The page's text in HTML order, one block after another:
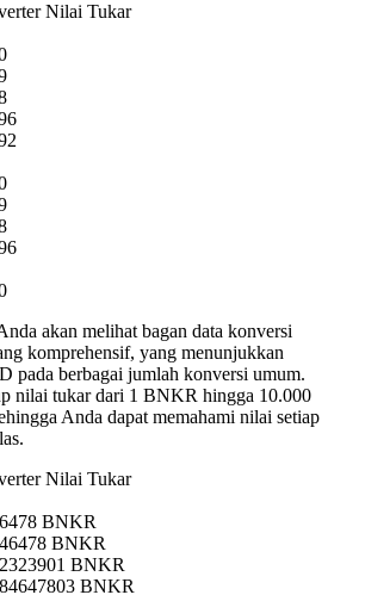
Nilai Tukar
akan melihat bagan data konversi
komprehensif, yang menunjukkan
pada berbagai jumlah konversi umum.
nilai tukar dari 1 BNKR hingga 10.000
Anda dapat memahami nilai setiap
Nilai Tukar
BNKR
BNKR
BNKR
BNKR